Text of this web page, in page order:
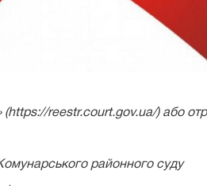
(https://reestr.court.gov.ua/) або
районного суду